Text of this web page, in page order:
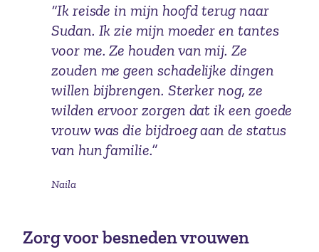
“Ik reisde in mijn hoofd terug naar
Sudan. Ik zie mijn moeder en tantes
voor me. Ze houden van mij. Ze
zouden me geen schadelijke dingen
willen bijbrengen. Sterker nog, ze
wilden ervoor zorgen dat ik een goede
vrouw was die bijdroeg aan de status
van hun familie.”
Naila
Zorg voor besneden vrouwen